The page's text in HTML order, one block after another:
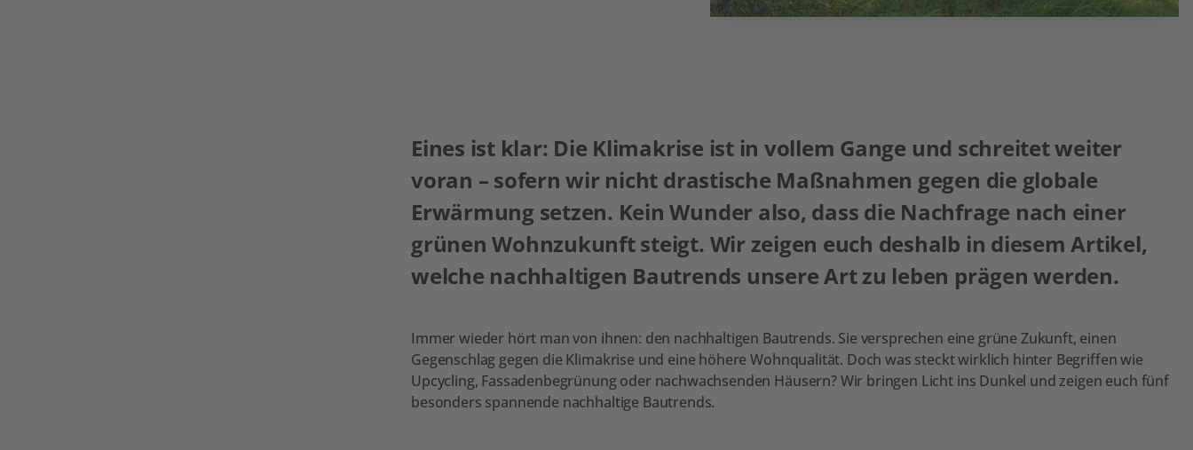
Eines ist klar: Die Klimakrise ist in vollem Gange und schreitet weiter
voran – sofern wir nicht drastische Maßnahmen gegen die globale
Erwärmung setzen. Kein Wunder also, dass die Nachfrage nach einer
grünen Wohnzukunft steigt. Wir zeigen euch deshalb in diesem Artikel,
welche nachhaltigen Bautrends unsere Art zu leben prägen werden.
Immer wieder hört man von ihnen: den nachhaltigen Bautrends. Sie versprechen eine grüne Zukunft, einen
Gegenschlag gegen die Klimakrise und eine höhere Wohnqualität. Doch was steckt wirklich hinter Begriffen wie
Upcycling, Fassadenbegrünung oder nachwachsenden Häusern? Wir bringen Licht ins Dunkel und zeigen euch fünf
besonders spannende nachhaltige Bautrends.